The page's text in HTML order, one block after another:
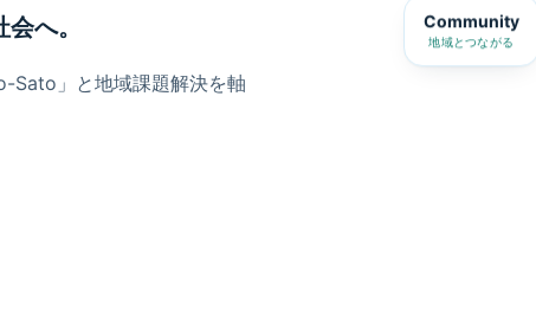
へ。
Sato」と地域課題解決を軸
Community
地域とつながる